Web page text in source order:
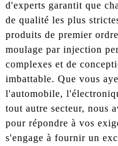
d'experts garantit que
de qualité les plus
produits de premier
moulage par injection
complexes et de
imbattable. Que vous
l'automobile,
tout autre secteur, nous
pour répondre à vos
s'engage à fournir un